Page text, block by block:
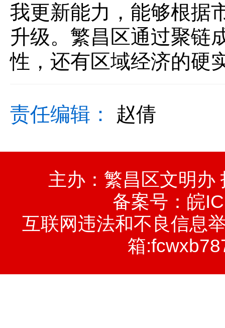
我更新能力，能够根据
升级。繁昌区通过聚链
性，还有区域经济的硬
责任编辑： 赵倩
主办：繁昌区文明办
备案号： 皖
互联网违法和不良信息
箱